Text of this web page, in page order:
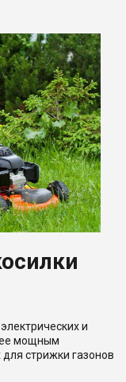
и
мощным
стрижки газонов